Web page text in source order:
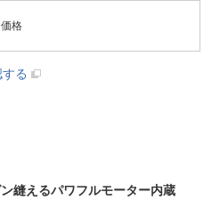
格
る
縫えるパワフルモーター内蔵